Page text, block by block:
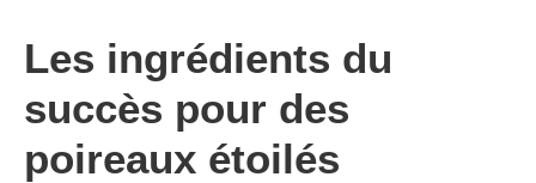
Les ingrédients du
succès pour des
poireaux étoilés